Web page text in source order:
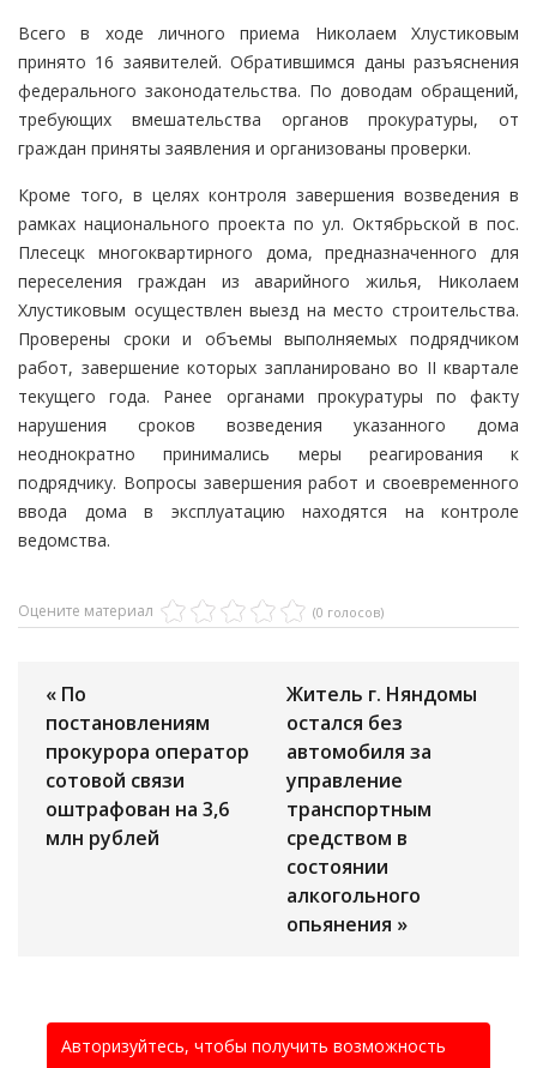
Всего в ходе личного приема Николаем Хлустиковым
принято 16 заявителей. Обратившимся даны разъяснения
федерального законодательства. По доводам обращений,
требующих вмешательства органов прокуратуры, от
граждан приняты заявления и организованы проверки.
Кроме того, в целях контроля завершения возведения в
рамках национального проекта по ул. Октябрьской в пос.
Плесецк многоквартирного дома, предназначенного для
переселения граждан из аварийного жилья, Николаем
Хлустиковым осуществлен выезд на место строительства.
Проверены сроки и объемы выполняемых подрядчиком
работ, завершение которых запланировано во II квартале
текущего года. Ранее органами прокуратуры по факту
нарушения сроков возведения указанного дома
неоднократно принимались меры реагирования к
подрядчику. Вопросы завершения работ и своевременного
ввода дома в эксплуатацию находятся на контроле
ведомства.
Оцените материал (0 голосов)
« По
постановлениям
прокурора оператор
сотовой связи
оштрафован на 3,6
млн рублей
Житель г. Няндомы
остался без
автомобиля за
управление
транспортным
средством в
состоянии
алкогольного
опьянения »
Авторизуйтесь, чтобы получить возможность